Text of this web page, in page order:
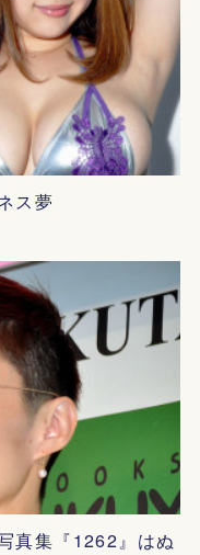
ス夢
真集『1262』はぬ